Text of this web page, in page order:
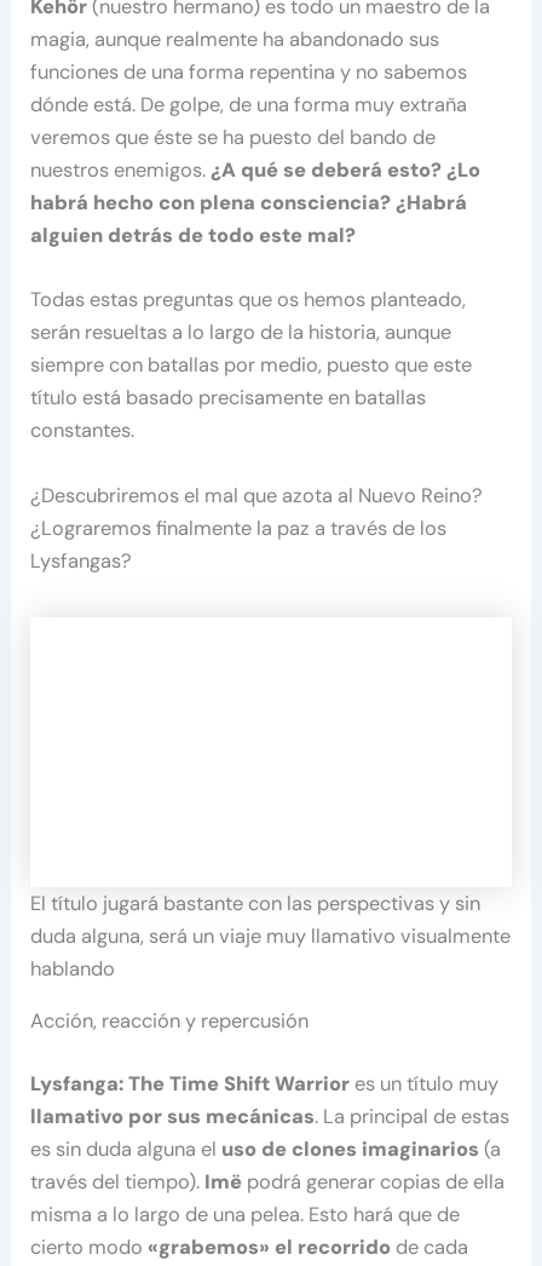
Kehör(nuestro hermano) es todo un maestro de la
magia, aunque realmente ha abandonado sus
funciones de una forma repentina y no sabemos
dónde está. De golpe, de una forma muy extraña
veremos que éste se ha puesto del bando de
nuestros enemigos.¿A qué se deberá esto? ¿Lo
habrá hecho con plena consciencia? ¿Habrá
alguien detrás de todo este mal?
Todas estas preguntas que os hemos planteado,
serán resueltas a lo largo de la historia, aunque
siempre con batallas por medio, puesto que este
título está basado precisamente en batallas
constantes.
¿Descubriremos el mal que azota al Nuevo Reino?
¿Lograremos finalmente la paz a través de los
Lysfangas?
El título jugará bastante con las perspectivas y sin
duda alguna, será un viaje muy llamativo visualmente
hablando
Acción, reacción y repercusión
Lysfanga: The Time Shift Warrior es un título muy
llamativo por sus mecánicas. La principal de estas
es sin duda alguna el uso de clones imaginarios (a
través del tiempo). Imë podrá generar copias de ella
misma a lo largo de una pelea. Esto hará que de
cierto modo «grabemos» el recorrido de cada